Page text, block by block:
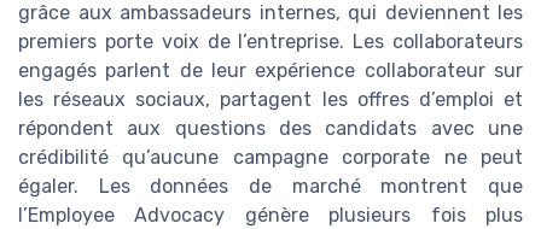
grâce aux ambassadeurs internes, qui deviennent les
premiers porte voix de l’entreprise. Les collaborateurs
engagés parlent de leur expérience collaborateur sur
les réseaux sociaux, partagent les offres d’emploi et
répondent aux questions des candidats avec une
crédibilité qu’aucune campagne corporate ne peut
égaler. Les données de marché montrent que
l’Employee Advocacy génère plusieurs fois plus